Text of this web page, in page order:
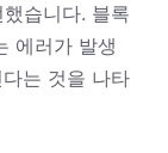
습니다. 블록
에러가 발생
는 것을 나타